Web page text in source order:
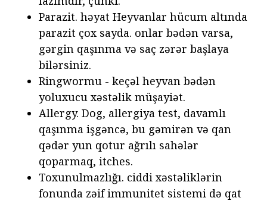
Parazit. həyat Heyvanlar hücum altında
parazit çox sayda. onlar bədən varsa,
gərgin qaşınma və saç zərər başlaya
bilərsiniz.
Ringwormu - keçəl heyvan bədən
yoluxucu xəstəlik müşayiət.
Allergy. Dog, allergiya test, davamlı
qaşınma işgəncə, bu gəmirən və qan
qədər yun qotur ağrılı sahələr
qoparmaq, itches.
Toxunulmazlığı. ciddi xəstəliklərin
fonunda zəif immunitet sistemi də qat